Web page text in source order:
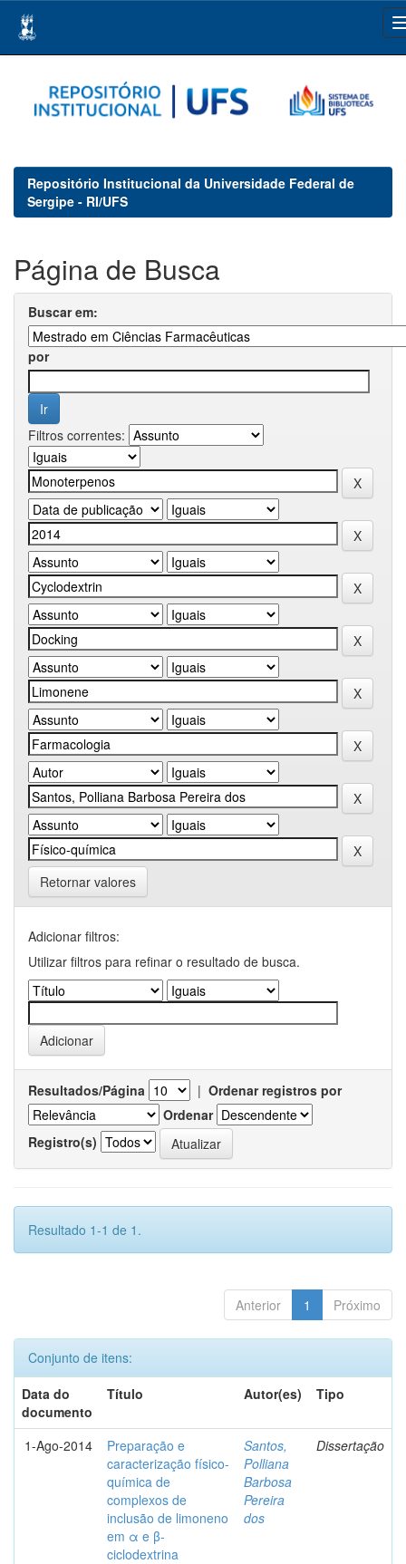
navigation
Repositório Institucional da Universidade Federal de
Sergipe - RI/UFS
Página de Busca
Buscar em:
por
Filtros correntes:
Retornar valores
Adicionar filtros:
Utilizar filtros para refinar o resultado de busca.
Resultados/Página | Ordenar registros por
Ordenar
Registro(s)
Resultado 1-1 de 1.
Anterior 1 Próximo
Conjunto de itens:
Data do
documento
Título Autor(es) Tipo
1-Ago-2014
Preparação e
caracterização físico-
química de
complexos de
inclusão de limoneno
em α e β-
ciclodextrina
Santos,
Polliana
Barbosa
Pereira
dos
Dissertação